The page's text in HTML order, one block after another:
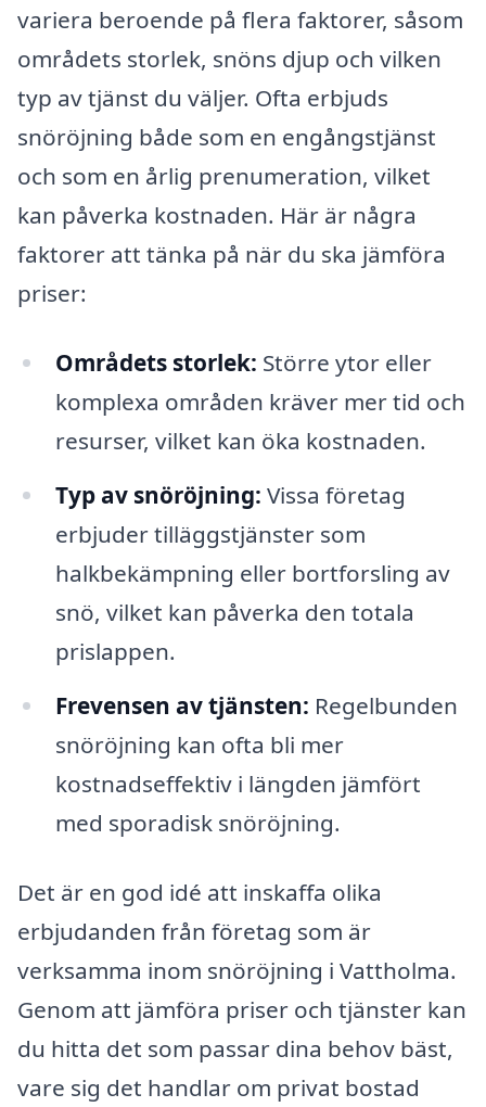
variera beroende på flera faktorer, såsom
områdets storlek, snöns djup och vilken
typ av tjänst du väljer. Ofta erbjuds
snöröjning både som en engångstjänst
och som en årlig prenumeration, vilket
kan påverka kostnaden. Här är några
faktorer att tänka på när du ska jämföra
priser:
Områdets storlek: Större ytor eller
komplexa områden kräver mer tid och
resurser, vilket kan öka kostnaden.
Typ av snöröjning: Vissa företag
erbjuder tilläggstjänster som
halkbekämpning eller bortforsling av
snö, vilket kan påverka den totala
prislappen.
Frevensen av tjänsten: Regelbunden
snöröjning kan ofta bli mer
kostnadseffektiv i längden jämfört
med sporadisk snöröjning.
Det är en god idé att inskaffa olika
erbjudanden från företag som är
verksamma inom snöröjning i Vattholma.
Genom att jämföra priser och tjänster kan
du hitta det som passar dina behov bäst,
vare sig det handlar om privat bostad